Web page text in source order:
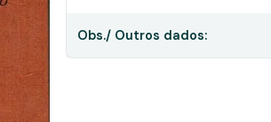
Obs./ Outros dados: